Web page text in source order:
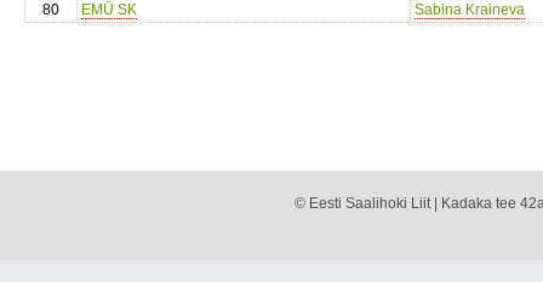
80
EMÜ SK Sabina Kraineva
© Eesti Saalihoki Liit | Kadaka tee